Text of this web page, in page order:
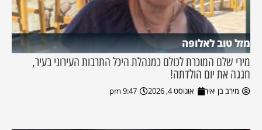
מזל טוב לאלופה
מירי שלם המוכרת לכולם כמנהלת היכל התרבות העירוני בעיר,
חגגה את יום הולדתה!
מירב בן יאיר אוגוסט 4, 2026 9:47 pm